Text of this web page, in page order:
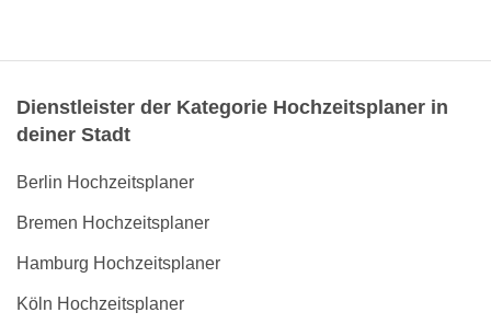
Dienstleister der Kategorie Hochzeitsplaner in
deiner Stadt
Berlin Hochzeitsplaner
Bremen Hochzeitsplaner
Hamburg Hochzeitsplaner
Köln Hochzeitsplaner